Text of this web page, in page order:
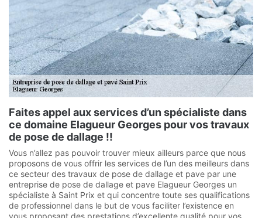
Faites appel aux services d’un spécialiste dans
ce domaine Elagueur Georges pour vos travaux
de pose de dallage !!
Vous n’allez pas pouvoir trouver mieux ailleurs parce que nous
proposons de vous offrir les services de l’un des meilleurs dans
ce secteur des travaux de pose de dallage et pave par une
entreprise de pose de dallage et pave Elagueur Georges un
spécialiste à Saint Prix et qui concentre toute ses qualifications
de professionnel dans le but de vous faciliter l’existence en
vous proposant des prestations d’excellente qualité pour vos